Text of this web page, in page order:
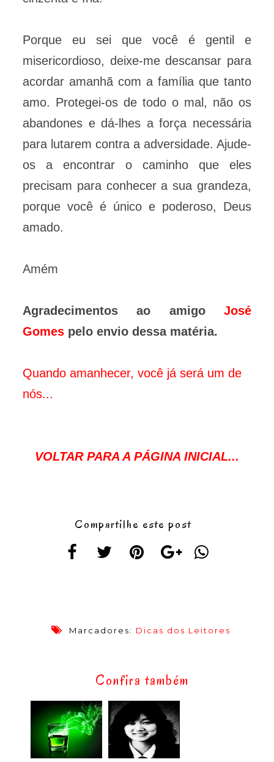
Porque eu sei que você é gentil e
misericordioso, deixe-me descansar para
acordar amanhã com a família que tanto
amo. Protegei-os de todo o mal, não os
abandones e dá-lhes a força necessária
para lutarem contra a adversidade. Ajude-
os a encontrar o caminho que eles
precisam para conhecer a sua grandeza,
porque você é único e poderoso, Deus
amado.
Amém
Agradecimentos ao amigo José
Gomes pelo envio dessa matéria.
Quando amanhecer, você já será um de
nós...
VOLTAR PARA A PÁGINA INICIAL...
Compartilhe este post
Marcadores: Dicas dos Leitores
Confira também